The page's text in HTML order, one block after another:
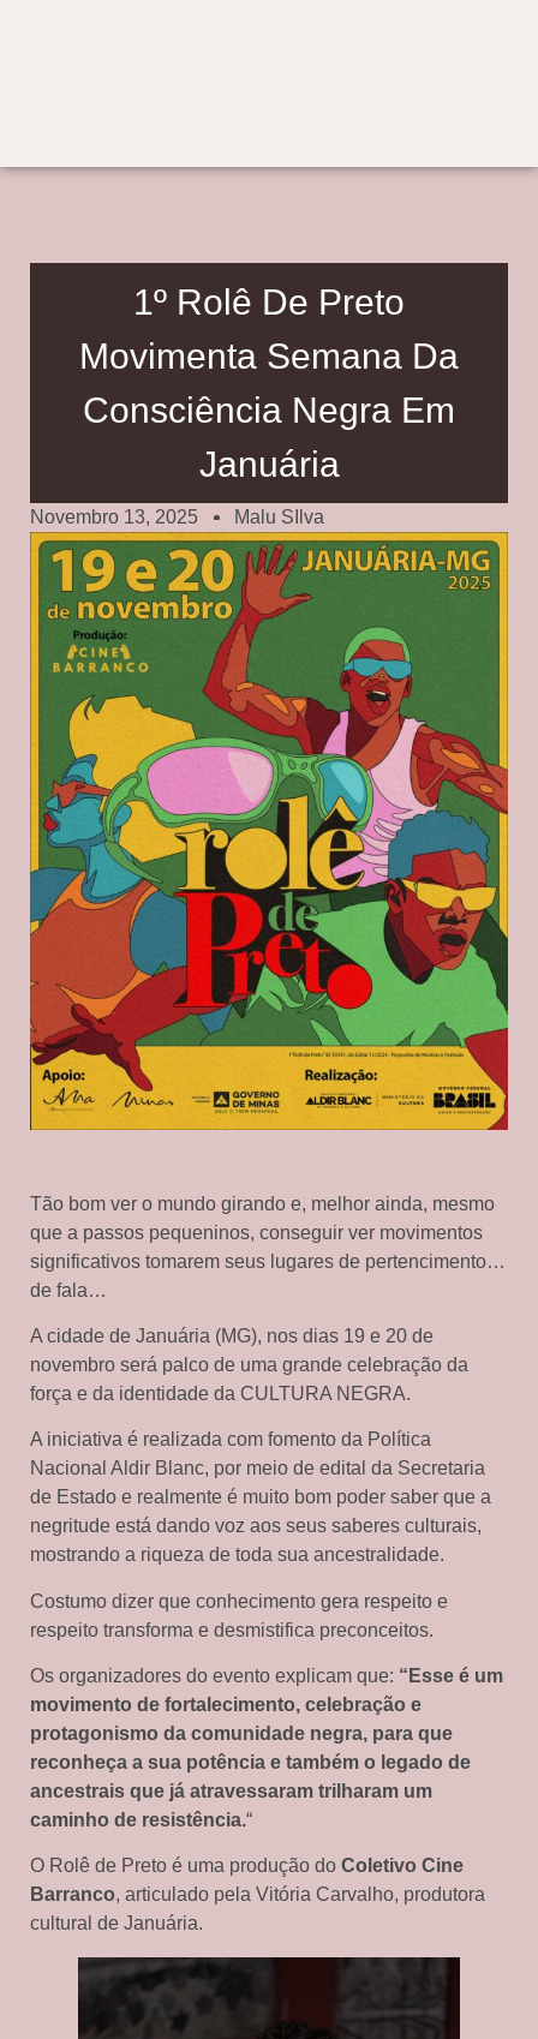
1º Rolê De Preto
Movimenta Semana Da
Consciência Negra Em
Januária
Novembro 13, 2025 Malu SIlva
Tão bom ver o mundo girando e, melhor ainda, mesmo
que a passos pequeninos, conseguir ver movimentos
significativos tomarem seus lugares de pertencimento…
de fala…
A cidade de Januária (MG), nos dias 19 e 20 de
novembro será palco de uma grande celebração da
força e da identidade da CULTURA NEGRA.
A iniciativa é realizada com fomento da Política
Nacional Aldir Blanc, por meio de edital da Secretaria
de Estado e realmente é muito bom poder saber que a
negritude está dando voz aos seus saberes culturais,
mostrando a riqueza de toda sua ancestralidade.
Costumo dizer que conhecimento gera respeito e
respeito transforma e desmistifica preconceitos.
Os organizadores do evento explicam que: “Esse é um
movimento de fortalecimento, celebração e
protagonismo da comunidade negra, para que
reconheça a sua potência e também o legado de
ancestrais que já atravessaram trilharam um
caminho de resistência.“
O Rolê de Preto é uma produção do Coletivo Cine
Barranco, articulado pela Vitória Carvalho, produtora
cultural de Januária.